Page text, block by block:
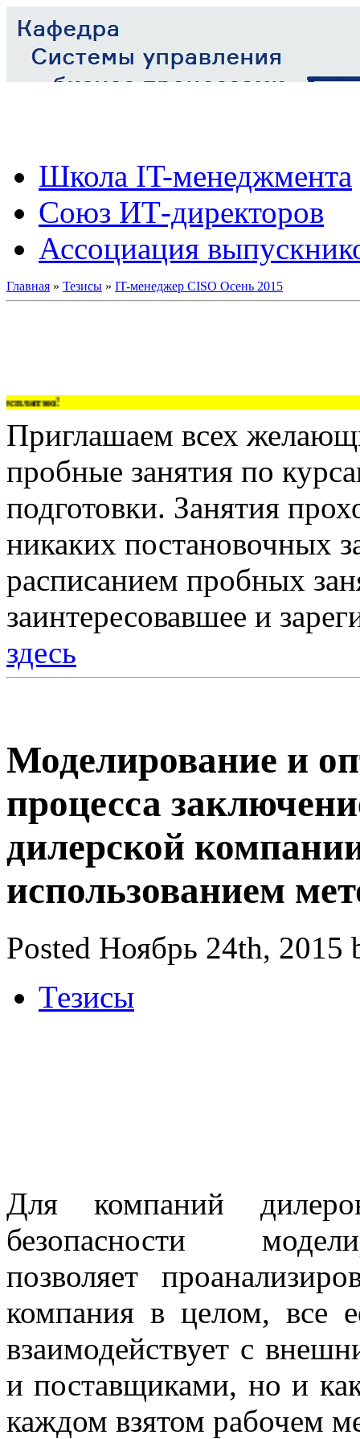
Школа IT-менеджмента
Союз ИТ-директоров
Ассоциация
Главная » Тезисы » IT-менеджер СISO Осень 2015
Приглашаем всех
пробные занятия по
подготовки. Занятия
никаких постановочных
расписанием пробных
заинтересовавшее и
здесь
Моделирование и
процесса
дилерской
использованием
Posted Ноябрь 24th, 2015
Тезисы
Для компаний
безопасности
позволяет
компания в целом, все
взаимодействует с
и поставщиками, но и
каждом взятом рабочем